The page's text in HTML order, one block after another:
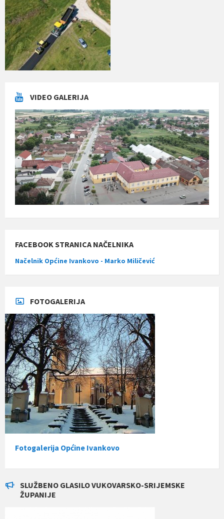
VIDEO GALERIJA
FACEBOOK STRANICA NAČELNIKA
Načelnik Općine Ivankovo - Marko Miličević
FOTOGALERIJA
Fotogalerija Općine Ivankovo
SLUŽBENO GLASILO VUKOVARSKO-SRIJEMSKE
ŽUPANIJE